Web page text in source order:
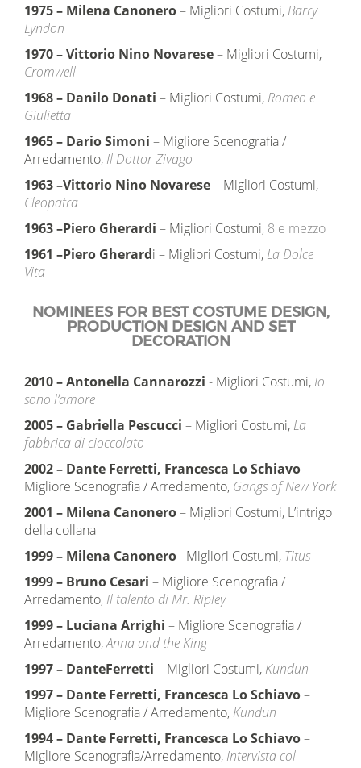
1975– Milena Canonero– Migliori Costumi, Barry
Lyndon
1970–Vittorio Nino Novarese– Migliori Costumi,
Cromwell
1968– Danilo Donati – Migliori Costumi, Romeo e
Giulietta
1965– Dario Simoni – Migliore Scenografia /
Arredamento, Il Dottor Zivago
1963–Vittorio Nino Novarese– Migliori Costumi,
Cleopatra
1963–Piero Gherardi – Migliori Costumi, 8 e mezzo
1961 –Piero Gherardi – Migliori Costumi, La Dolce
Vita
NOMINEES FOR BEST COSTUME DESIGN,
PRODUCTION DESIGN AND SET
DECORATION
2010–Antonella Cannarozzi - Migliori Costumi, Io
sono l’amore
2005– Gabriella Pescucci – Migliori Costumi, La
fabbrica di cioccolato
2002– Dante Ferretti, Francesca Lo Schiavo–
Migliore Scenografia / Arredamento, Gangs of New York
2001 – Milena Canonero– Migliori Costumi, L’intrigo
della collana
1999– Milena Canonero–Migliori Costumi, Titus
1999– Bruno Cesari – Migliore Scenografia /
Arredamento, Il talento di Mr. Ripley
1999– Luciana Arrighi – Migliore Scenografia /
Arredamento,Anna and the King
1997– DanteFerretti – Migliori Costumi, Kundun
1997– Dante Ferretti, Francesca Lo Schiavo–
Migliore Scenografia / Arredamento, Kundun
1994– Dante Ferretti, Francesca Lo Schiavo–
Migliore Scenografia/Arredamento, Intervista col